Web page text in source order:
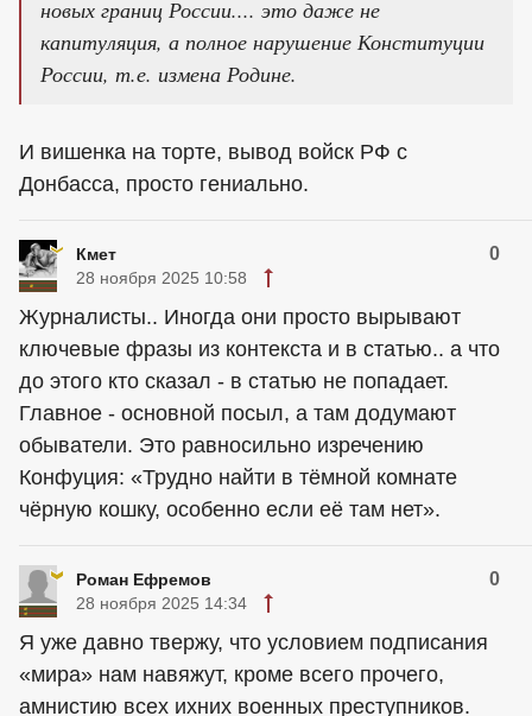
новых границ России.... это даже не
капитуляция, а полное нарушение Конституции
России, т.е. измена Родине.
И вишенка на торте, вывод войск РФ с
Донбасса, просто гениально.
Кмет 0
28 ноября 2025 10:58
Журналисты.. Иногда они просто вырывают
ключевые фразы из контекста и в статью.. а что
до этого кто сказал - в статью не попадает.
Главное - основной посыл, а там додумают
обыватели. Это равносильно изречению
Конфуция: «Трудно найти в тёмной комнате
чёрную кошку, особенно если её там нет».
Роман Ефремов 0
28 ноября 2025 14:34
Я уже давно твержу, что условием подписания
«мира» нам навяжут, кроме всего прочего,
амнистию всех ихних военных преступников.